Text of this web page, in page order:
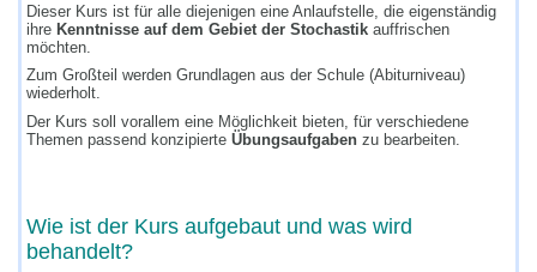
Dieser Kurs ist für alle diejenigen eine Anlaufstelle, die eigenständig
ihreKenntnisse auf dem Gebiet der Stochastik auffrischen
möchten.
Zum Großteil werden Grundlagen aus der Schule (Abiturniveau)
wiederholt.
Der Kurs soll vorallem eine Möglichkeit bieten, für verschiedene
Themen passend konzipierteÜbungsaufgaben zu bearbeiten.
Wie ist der Kurs aufgebaut und was wird
behandelt?